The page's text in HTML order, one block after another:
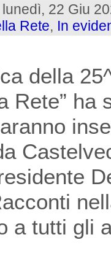
lunedì, 22 Giu
Rete, In
della
Rete”
a tutti gli